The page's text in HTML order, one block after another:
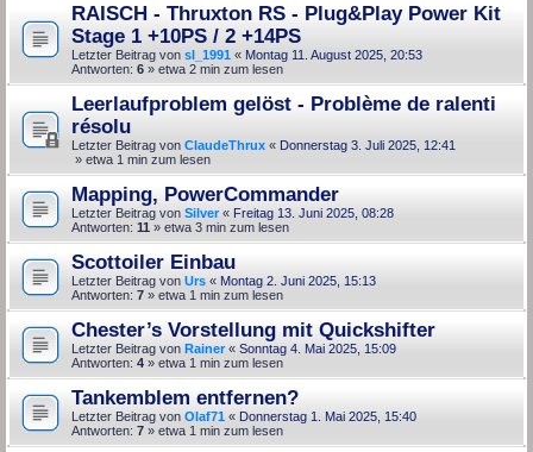
RAISCH - Thruxton RS - Plug&Play Power Kit
Stage 1 +10PS / 2 +14PS
Letzter Beitrag von sl_1991 « Montag 11. August 2025, 20:53
Antworten: 6 » etwa 2 min zum lesen
Leerlaufproblem gelöst - Problème de ralenti
résolu
Letzter Beitrag von ClaudeThrux « Donnerstag 3. Juli 2025, 12:41
» etwa 1 min zum lesen
Mapping, PowerCommander
Letzter Beitrag von Silver« Freitag 13. Juni 2025, 08:28
Antworten: 11 » etwa 3 min zum lesen
Scottoiler Einbau
Letzter Beitrag von Urs « Montag 2. Juni 2025, 15:13
Antworten: 7 » etwa 1 min zum lesen
Chester’s Vorstellung mit Quickshifter
Letzter Beitrag von Rainer« Sonntag 4. Mai 2025, 15:09
Antworten: 4 » etwa 1 min zum lesen
Tankemblem entfernen?
Letzter Beitrag von Olaf71 « Donnerstag 1. Mai 2025, 15:40
Antworten: 7 » etwa 1 min zum lesen